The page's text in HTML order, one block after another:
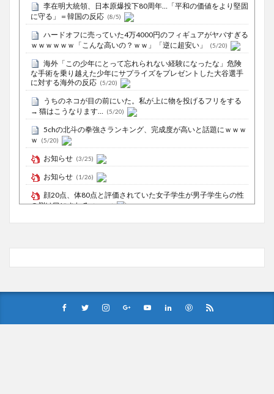
李在明大統領、日本原爆投下80周年…「平和の価値をより堅固
に守る」＝韓国の反応 (8/5)
ハードオフに売っていた4万4000円のフィギュアがヤバすぎる
ｗｗｗｗｗｗ「こんな高いの？ｗｗ」「逆に超安い」
(5/20)
海外「この少年にとって忘れられない経験になったな」危険
な手術を乗り越えた少年にサプライズをプレゼントした大谷選手
に対する海外の反応 (5/20)
うちのネコが目の前にいた。私が上に物を投げるフリをする
→ 猫はこうなります… (5/20)
5chの北斗の拳強さランキング、完成度が高いと話題にｗｗｗ
ｗ
(5/20)
お知らせ (3/25)
お知らせ (1/26)
顔20点、体80点と評価されていた女子学生が男子学生らの性
の捌け口にされる (12/26)
【中国】処理水の問題化狙うも不発？ASEAN関連会合で賛同